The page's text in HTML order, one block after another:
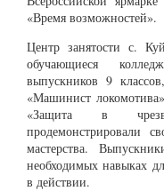
«Время возможностей».
Центр занятости с.
обучающиеся
выпускников 9
«Машинист
«Защита в
продемонстрировали
мастерства.
необходимых навыках
в действии.